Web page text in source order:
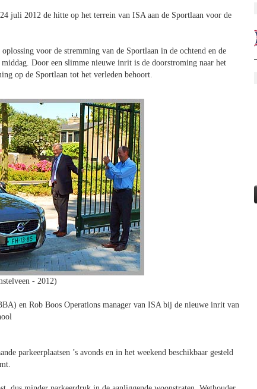
juli 2012 de hitte op het terrein van ISA aan de Sportlaan voor de
voor de stremming van de Sportlaan in de ochtend en de
Door een slimme nieuwe inrit is de doorstroming naar het
op de Sportlaan tot het verleden behoort.
- 2012)
en Rob Boos Operations manager van ISA bij de nieuwe inrit van
parkeerplaatsen ’s avonds en in het weekend beschikbaar gesteld